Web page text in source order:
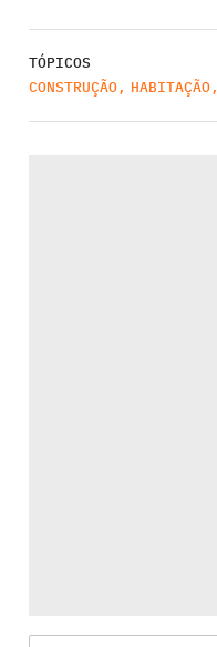
TÓPICOS
CONSTRUÇÃO, HABITAÇÃO,